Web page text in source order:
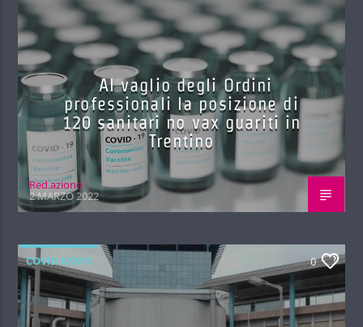
Al vaglio degli Ordini
professionali la posizione di
120 sanitari no vax guariti in
Trentino
Red.azione
2 MARZO 2022
COVID NEWS 0